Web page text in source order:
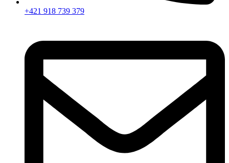
+421 918 739 379